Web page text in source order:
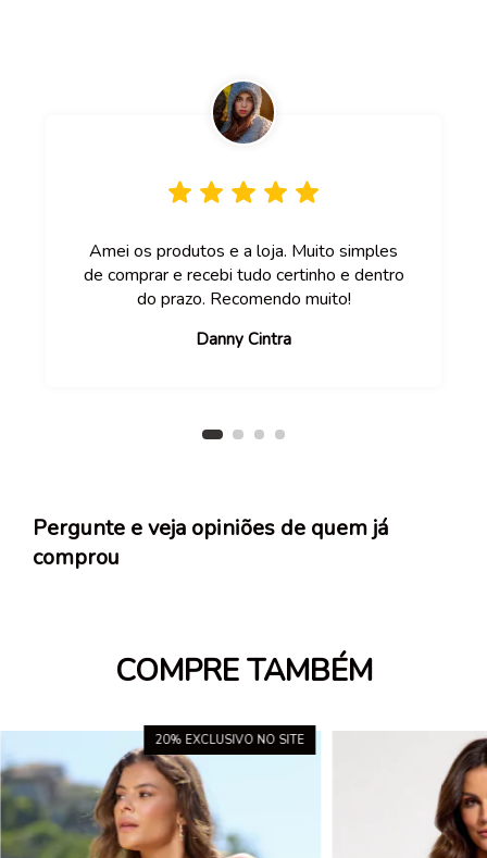
Amei os produtos e a loja. Muito simples
de comprar e recebi tudo certinho e dentro
do prazo. Recomendo muito!
Danny Cintra
Pergunte e veja opiniões de quem já
comprou
COMPRE TAMBÉM
20% EXCLUSIVO NO SITE